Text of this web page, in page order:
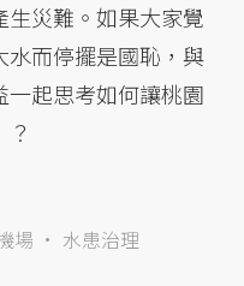
災難。如果大家覺
而停擺是國恥，與
起思考如何讓桃園
場 水患治理